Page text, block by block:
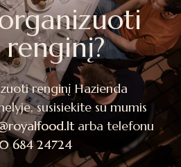
renginį?
renginį Hazienda
susisiekite su mumis
arba telefonu
684 24724